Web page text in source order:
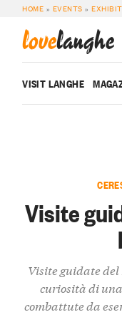
HOME » EVENTS »
lovelanghe
VISIT LANGHE
Visite
Visite guidate del
curiosità di
combattute da